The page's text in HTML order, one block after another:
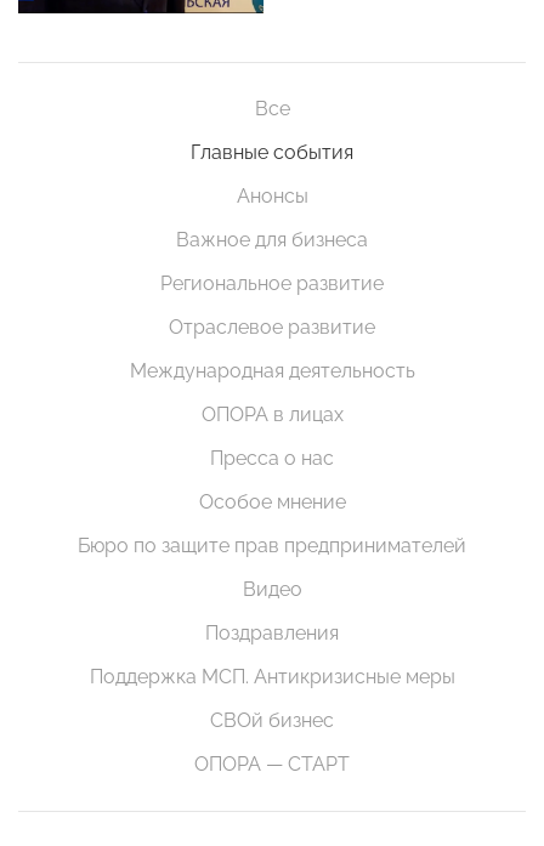
Все
Главные события
Анонсы
Важное для бизнеса
Региональное развитие
Отраслевое развитие
Международная деятельность
ОПОРА в лицах
Пресса о нас
Особое мнение
Бюро по защите прав предпринимателей
Видео
Поздравления
Поддержка МСП. Антикризисные меры
СВОй бизнес
ОПОРА — СТАРТ